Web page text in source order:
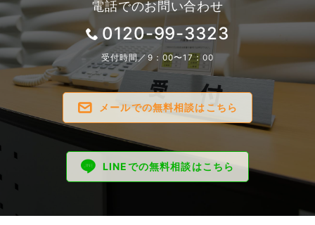
電話でのお問い合わせ
0120-99-3323
受付時間／9：00〜17：00
メールでの無料相談はこちら
LINEでの無料相談はこちら